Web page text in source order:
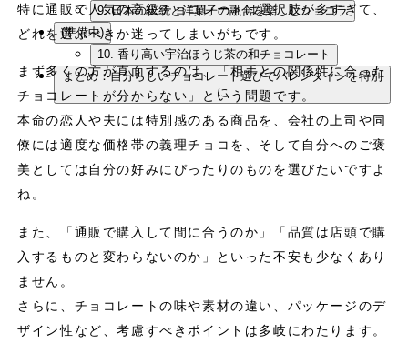
9. 日本の伝統と洋菓子の融合を楽しむショコラ
(準備中)
10. 香り高い宇治ほうじ茶の和チョコレート
まとめ：自分らしいチョコレート選びでバレンタインを特別
に
特に通販で人気の高級チョコレートは選択肢が多すぎて、
どれを選ぶべきか迷ってしまいがちです。
まず多くの方が直面するのは、「相手との関係性に合った
チョコレートが分からない」という問題です。
本命の恋人や夫には特別感のある商品を、会社の上司や同
僚には適度な価格帯の義理チョコを、そして自分へのご褒
美としては自分の好みにぴったりのものを選びたいですよ
ね。
また、「通販で購入して間に合うのか」「品質は店頭で購
入するものと変わらないのか」といった不安も少なくあり
ません。
さらに、チョコレートの味や素材の違い、パッケージのデ
ザイン性など、考慮すべきポイントは多岐にわたります。